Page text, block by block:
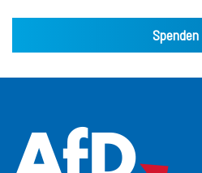
Spenden